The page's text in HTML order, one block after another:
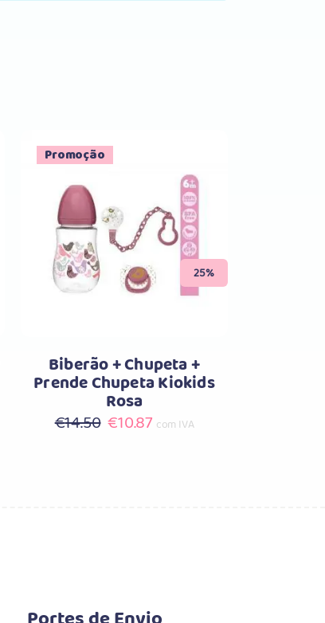
Promoção
25%
Comprar
Biberão + Chupeta +
Prende Chupeta Kiokids
Rosa
€14.50 O
€10.87Ocom IVA